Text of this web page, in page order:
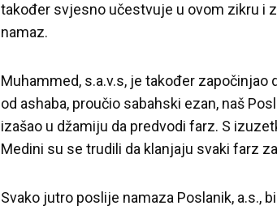
također svjesno učestvuje u ovom zikru i
namaz.
Muhammed, s.a.v.s, je također
od ashaba, proučio sabahski ezan, naš
izašao u džamiju da predvodi farz. S
Medini su se trudili da klanjaju svaki farz
Svako jutro poslije namaza Poslanik, a.s.,